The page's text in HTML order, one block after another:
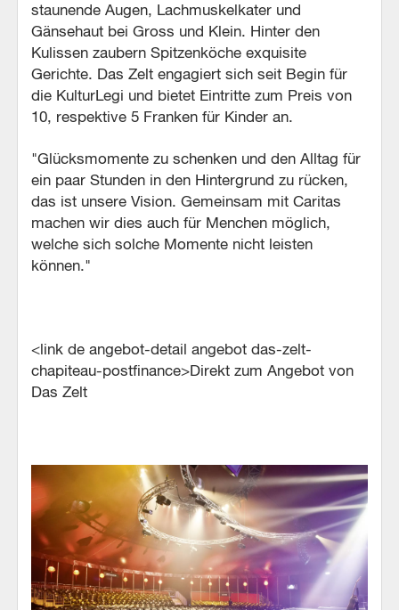
staunende Augen, Lachmuskelkater und
Gänsehaut bei Gross und Klein. Hinter den
Kulissen zaubern Spitzenköche exquisite
Gerichte. Das Zelt engagiert sich seit Begin für
die KulturLegi und bietet Eintritte zum Preis von
10, respektive 5 Franken für Kinder an.
"Glücksmomente zu schenken und den Alltag für
ein paar Stunden in den Hintergrund zu rücken,
das ist unsere Vision. Gemeinsam mit Caritas
machen wir dies auch für Menchen möglich,
welche sich solche Momente nicht leisten
können."
<link de angebot-detail angebot das-zelt-
chapiteau-postfinance>Direkt zum Angebot von
Das Zelt